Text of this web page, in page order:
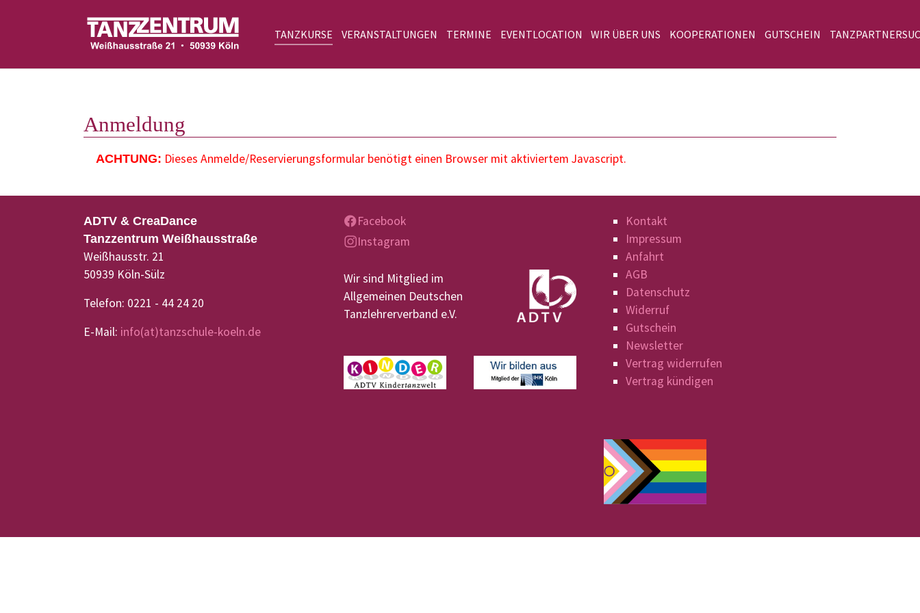
TANZKURSE VERANSTALTUNGEN TERMINE EVENTLOCATION WIR ÜBER UNS KOOPERATIONEN GUTSCHEIN
Anmeldung
ACHTUNG: Dieses Anmelde/Reservierungsformular benötigt einen Browser mit aktiviertem Javascript.
ADTV & CreaDance
Tanzzentrum Weißhausstraße
Weißhausstr. 21
50939 Köln-Sülz
Telefon: 0221 - 44 24 20
E-Mail: info(at)tanzschule-koeln.de
Facebook
Instagram
Wir sind Mitglied im
Allgemeinen Deutschen
Tanzlehrerverband e.V.
Kontakt
Impressum
Anfahrt
AGB
Datenschutz
Widerruf
Gutschein
Newsletter
Vertrag widerrufen
Vertrag kündigen